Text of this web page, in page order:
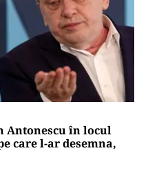
Antonescu în locul
care l-ar desemna,